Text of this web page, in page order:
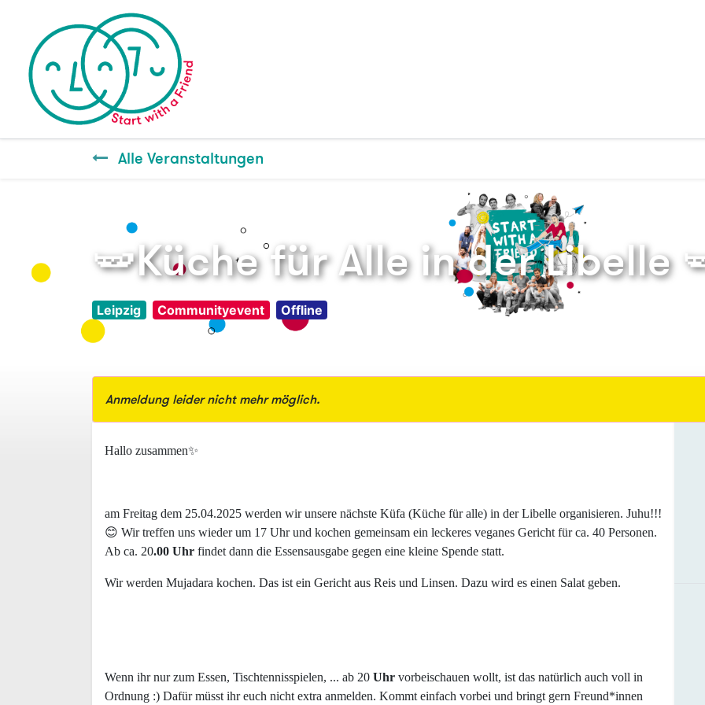
Alle Veranstaltungen
🫛Küche für Alle in der Libelle
Leipzig Communityevent Offline
Anmeldung leider nicht mehr möglich.
Hallo zusammen✨
am Freitag dem 25.04.2025 werden wir unsere nächste Küfa (Küche für alle) in der Libelle organisieren. Juhu!!!
😊 Wir treffen uns wieder um 17 Uhr und kochen gemeinsam ein leckeres veganes Gericht für ca. 40 Personen.
Ab ca. 20.00 Uhr findet dann die Essensausgabe gegen eine kleine Spende statt.
Wir werden Mujadara kochen. Das ist ein Gericht aus Reis und Linsen. Dazu wird es einen Salat geben.
Wenn ihr nur zum Essen, Tischtennisspielen, ... ab 20 Uhr vorbeischauen wollt, ist das natürlich auch voll in
Ordnung :) Dafür müsst ihr euch nicht extra anmelden. Kommt einfach vorbei und bringt gern Freund*innen